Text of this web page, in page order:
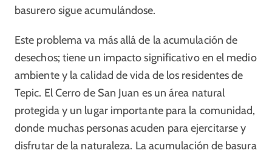
basurero sigue acumulándose.
Este problema va más allá de la acumulación de
desechos; tiene un impacto significativo en el medio
ambiente y la calidad de vida de los residentes de
Tepic. El Cerro de San Juan es un área natural
protegida y un lugar importante para la comunidad,
donde muchas personas acuden para ejercitarse y
disfrutar de la naturaleza. La acumulación de basura